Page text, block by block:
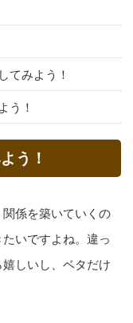
てみよう！
う！
う！
関係を築いていくの
いですよね。違っ
しいし、ベタだけ